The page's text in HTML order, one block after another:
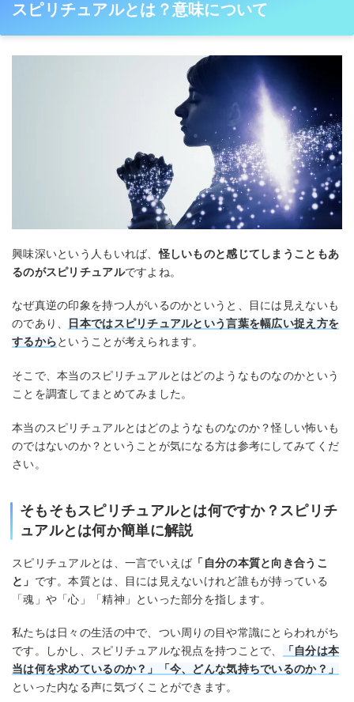
スピリチュアルとは？意味について
興味深いという人もいれば、怪しいものと感じてしまうこともあ
るのがスピリチュアルですよね。
なぜ真逆の印象を持つ人がいるのかというと、目には見えないも
のであり、
日本ではスピリチュアルという言葉を幅広い捉え方を
するからということが考えられます。
そこで、本当のスピリチュアルとはどのようなものなのかという
ことを調査してまとめてみました。
本当のスピリチュアルとはどのようなものなのか？怪しい怖いも
のではないのか？ということが気になる方は参考にしてみてくだ
さい。
そもそもスピリチュアルとは何ですか？スピリチ
ュアルとは何か簡単に解説
スピリチュアルとは、一言でいえば 「自分の本質と向き合うこ
と」 です。本質とは、目には見えないけれど誰もが持っている
「魂」や「心」「精神」といった部分を指します。
私たちは日々の生活の中で、つい周りの目や常識にとらわれがち
です。しかし、スピリチュアルな視点を持つことで、
「自分は本
当は何を求めているのか？」「今、どんな気持ちでいるのか？」
といった内なる声に気づくことができます。